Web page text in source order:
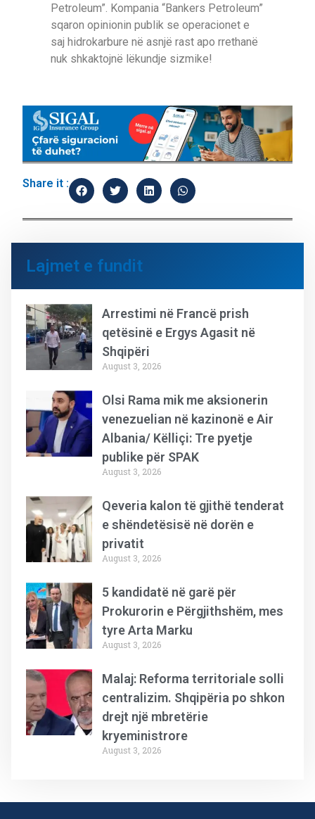
Petroleum”. Kompania “Bankers Petroleum”
sqaron opinionin publik se operacionet e
saj hidrokarbure në asnjë rast apo rrethanë
nuk shkaktojnë lëkundje sizmike!
Share it :
Lajmet e fundit
Arrestimi në Francë prish
qetësinë e Ergys Agasit në
Shqipëri
August 3, 2026
Olsi Rama mik me aksionerin
venezuelian në kazinonë e Air
Albania/ Këlliçi: Tre pyetje
publike për SPAK
August 3, 2026
Qeveria kalon të gjithë tenderat
e shëndetësisë në dorën e
privatit
August 3, 2026
5 kandidatë në garë për
Prokurorin e Përgjithshëm, mes
tyre Arta Marku
August 3, 2026
Malaj: Reforma territoriale solli
centralizim. Shqipëria po shkon
drejt një mbretërie
kryeministrore
August 3, 2026